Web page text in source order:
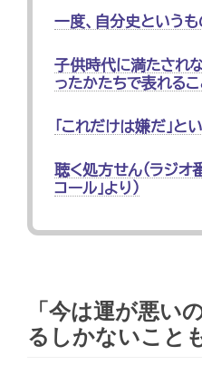
一度、自分史という
子供時代に満たされ
ったかたちで表れる
「これだけは嫌だ」
聴く処方せん（ラジオ
コール」より）
「今は運が悪い
るしかないこと